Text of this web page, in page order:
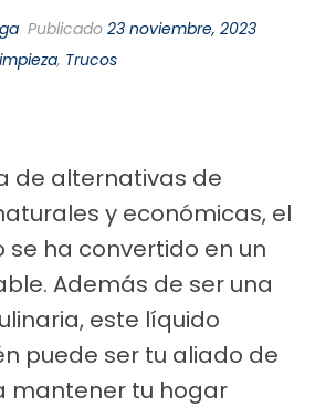
Publicado 23 noviembre, 2023
, Trucos
de alternativas de
y económicas, el
ha convertido en un
Además de ser una
este líquido
puede ser tu aliado de
mantener tu hogar